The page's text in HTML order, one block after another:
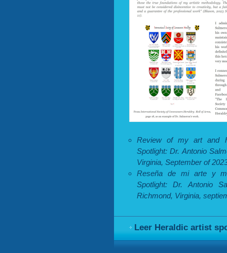
Review of my art and
Spotlight: Dr. Antonio
Virginia, September of
Reseña de mi arte y
Spotlight: Dr. Antonio
Richmond, Virginia,
Leer Heraldic artist